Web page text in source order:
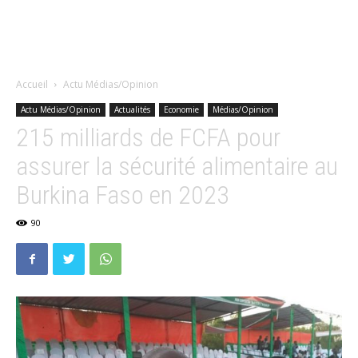
Accueil Actu Médias/Opinion
Actu Médias/Opinion Actualités Economie Médias/Opinion
215 milliards de FCFA pour
assurer la sécurité alimentaire au
Burkina Faso en 2023
90